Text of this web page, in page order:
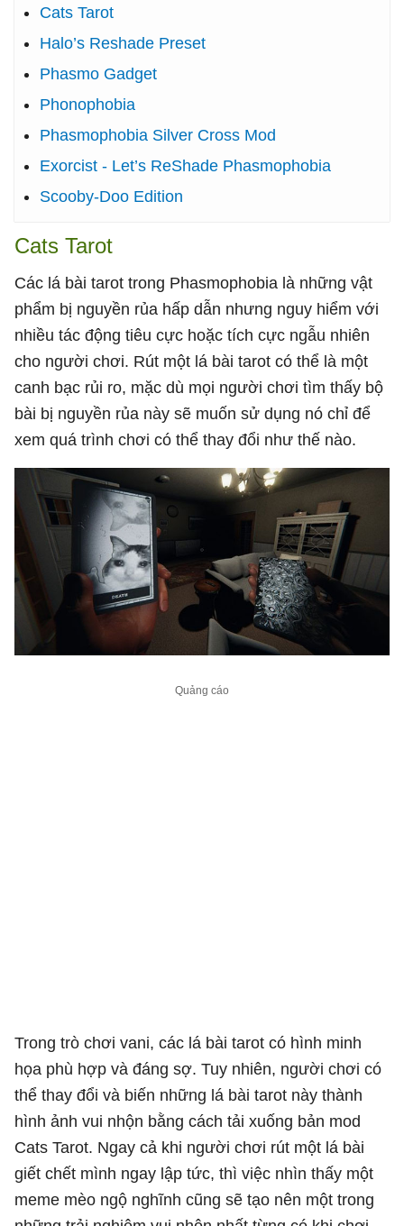
Cats Tarot
Halo’s Reshade Preset
Phasmo Gadget
Phonophobia
Phasmophobia Silver Cross Mod
Exorcist - Let’s ReShade Phasmophobia
Scooby-Doo Edition
Cats Tarot
Các lá bài tarot trong Phasmophobia là những vật
phẩm bị nguyền rủa hấp dẫn nhưng nguy hiểm với
nhiều tác động tiêu cực hoặc tích cực ngẫu nhiên
cho người chơi. Rút một lá bài tarot có thể là một
canh bạc rủi ro, mặc dù mọi người chơi tìm thấy bộ
bài bị nguyền rủa này sẽ muốn sử dụng nó chỉ để
xem quá trình chơi có thể thay đổi như thế nào.
Trong trò chơi vani, các lá bài tarot có hình minh
họa phù hợp và đáng sợ. Tuy nhiên, người chơi có
thể thay đổi và biến những lá bài tarot này thành
hình ảnh vui nhộn bằng cách tải xuống bản mod
Cats Tarot. Ngay cả khi người chơi rút một lá bài
giết chết mình ngay lập tức, thì việc nhìn thấy một
meme mèo ngộ nghĩnh cũng sẽ tạo nên một trong